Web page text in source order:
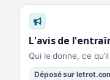
L'avis de
Qui le donne, ce
Déposé sur